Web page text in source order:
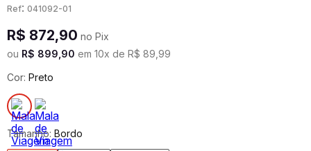
: 041092-01
R$ 872,90 no Pix
ou R$ 899 90 em 10x de R$ 89 99
Cor: Preto
Tamanho: Bordo